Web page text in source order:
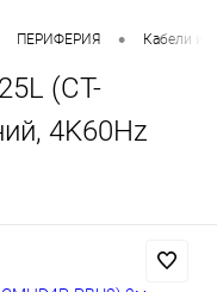
ПЕРИФЕРИЯ • Кабели и
(CT-
4K60Hz